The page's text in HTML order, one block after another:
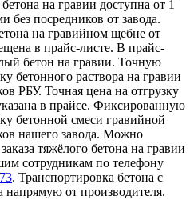
на гравии доступна от 1
без посредников от завода.
на гравийном щебне от
в прайс-листе. В прайс-
бетон на гравии. Точную
бетонного раствора на гравии
РБУ. Точная цена на отгрузку
в прайсе. Фиксированную
бетонной смеси гравийной
нашего завода. Можно
тяжёлого бетона на гравии
сотрудникам по телефону
. Транспортировка бетона с
от производителя.